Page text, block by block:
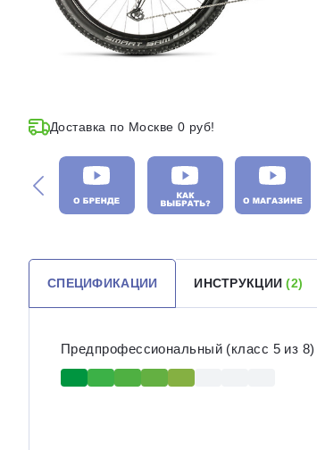
Доставка по Москве 0 руб!
СПЕЦИФИКАЦИИ ИНСТРУКЦИИ(2)
Предпрофессиональный (класс 5 из 8)